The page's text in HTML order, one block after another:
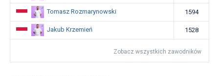
Tomasz Rozmarynowski 1594
Jakub Krzemień 1528
Zobacz wszystkich zawodników